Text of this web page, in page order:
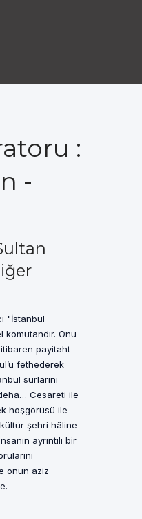
:
-
"İstanbul
Onu
payitaht
fethederek
surlarını
Cesareti ile
hoşgörüsü ile
kültür şehri hâline
ayrıntılı bir
onun aziz